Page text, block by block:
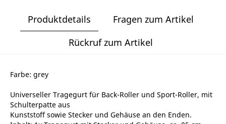
Produktdetails
Fragen zum Artikel
Rückruf zum Artikel
Farbe: grey
Universeller Tragegurt für Back-Roller und Sport-Roller, mit
Schulterpatte aus
Kunststoff sowie Stecker und Gehäuse an den Enden.